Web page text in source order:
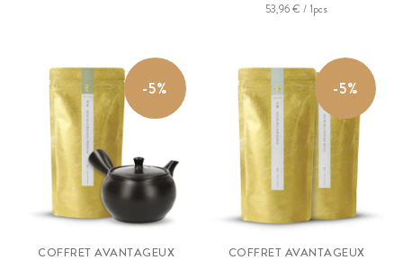
53,96 € / 1pcs
-5%
COFFRET AVANTAGEUX
-5%
COFFRET AVANTAGEUX